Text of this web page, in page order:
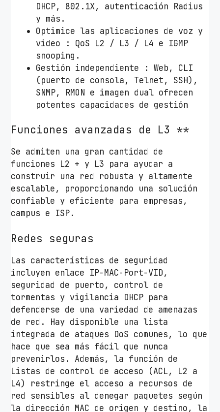
a
t
i
d
a
d
DHCP, 802.1X, autenticación Radius
y más.
Optimice las aplicaciones de voz y
video : QoS L2 / L3 / L4 e IGMP
snooping.
Gestión independiente : Web, CLI
(puerto de consola, Telnet, SSH),
SNMP, RMON e imagen dual ofrecen
potentes capacidades de gestión
Funciones avanzadas de L3 **
Se admiten una gran cantidad de
funciones L2 + y L3 para ayudar a
construir una red robusta y altamente
escalable, proporcionando una solución
confiable y eficiente para empresas,
campus e ISP.
Redes seguras
Las características de seguridad
incluyen enlace IP-MAC-Port-VID,
seguridad de puerto, control de
tormentas y vigilancia DHCP para
defenderse de una variedad de amenazas
de red. Hay disponible una lista
integrada de ataques DoS comunes, lo que
hace que sea más fácil que nunca
prevenirlos. Además, la función de
Listas de control de acceso (ACL, L2 a
L4) restringe el acceso a recursos de
red sensibles al denegar paquetes según
la dirección MAC de origen y destino, la